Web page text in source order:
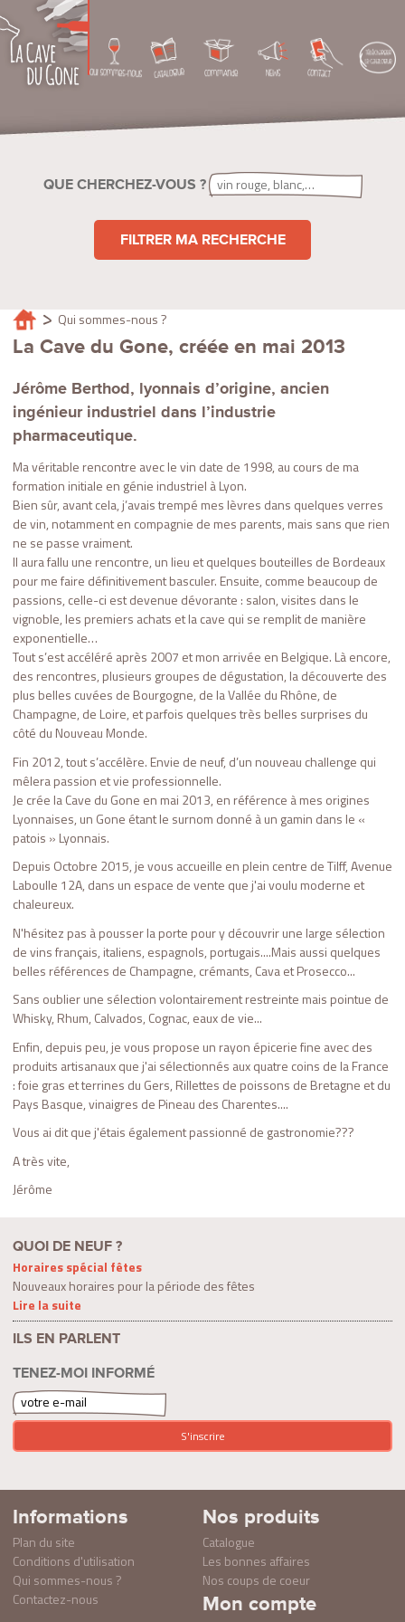
QUE CHERCHEZ-VOUS ?
FILTRER MA RECHERCHE
Qui sommes-nous ?
La Cave du Gone, créée en mai 2013
Jérôme Berthod, lyonnais d’origine, ancien
ingénieur industriel dans l’industrie
pharmaceutique.
Ma véritable rencontre avec le vin date de 1998, au cours de ma
formation initiale en génie industriel à Lyon.
Bien sûr, avant cela, j’avais trempé mes lèvres dans quelques verres
de vin, notamment en compagnie de mes parents, mais sans que rien
ne se passe vraiment.
Il aura fallu une rencontre, un lieu et quelques bouteilles de Bordeaux
pour me faire définitivement basculer. Ensuite, comme beaucoup de
passions, celle-ci est devenue dévorante : salon, visites dans le
vignoble, les premiers achats et la cave qui se remplit de manière
exponentielle…
Tout s’est accéléré après 2007 et mon arrivée en Belgique. Là encore,
des rencontres, plusieurs groupes de dégustation, la découverte des
plus belles cuvées de Bourgogne, de la Vallée du Rhône, de
Champagne, de Loire, et parfois quelques très belles surprises du
côté du Nouveau Monde.
Fin 2012, tout s’accélère. Envie de neuf, d’un nouveau challenge qui
mêlera passion et vie professionnelle.
Je crée la Cave du Gone en mai 2013, en référence à mes origines
Lyonnaises, un Gone étant le surnom donné à un gamin dans le «
patois » Lyonnais.
Depuis Octobre 2015, je vous accueille en plein centre de Tilff, Avenue
Laboulle 12A, dans un espace de vente que j'ai voulu moderne et
chaleureux.
N'hésitez pas à pousser la porte pour y découvrir une large sélection
de vins français, italiens, espagnols, portugais....Mais aussi quelques
belles références de Champagne, crémants, Cava et Prosecco...
Sans oublier une sélection volontairement restreinte mais pointue de
Whisky, Rhum, Calvados, Cognac, eaux de vie...
Enfin, depuis peu, je vous propose un rayon épicerie fine avec des
produits artisanaux que j'ai sélectionnés aux quatre coins de la France
: foie gras et terrines du Gers, Rillettes de poissons de Bretagne et du
Pays Basque, vinaigres de Pineau des Charentes....
Vous ai dit que j'étais également passionné de gastronomie???
A très vite,
Jérôme
QUOI DE NEUF ?
Horaires spécial fêtes
Nouveaux horaires pour la période des fêtes
Lire la suite
ILS EN PARLENT
TENEZ-MOI INFORMÉ
Informations
Plan du site
Conditions d'utilisation
Qui sommes-nous ?
Contactez-nous
Nos produits
Catalogue
Les bonnes affaires
Nos coups de coeur
Mon compte